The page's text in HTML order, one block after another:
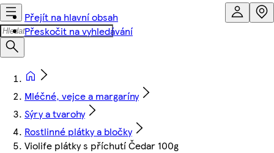
Přejít na hlavní obsah
Přeskočit na vyhledávání
Mléčné, vejce a margaríny
Sýry a tvarohy
Rostlinné plátky a bločky
Violife plátky s příchutí Čedar 100g